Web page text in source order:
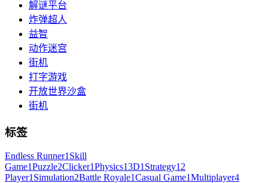
解谜平台
炸弹超人
益智
动作迷宫
街机
打字游戏
开放世界沙盒
街机
标签
Endless Runner1 Skill
Game1Puzzle2Clicker1Physics13D1 Strategy1 2
Player1 Simulation2Battle Royale1Casual Game1Multiplayer4